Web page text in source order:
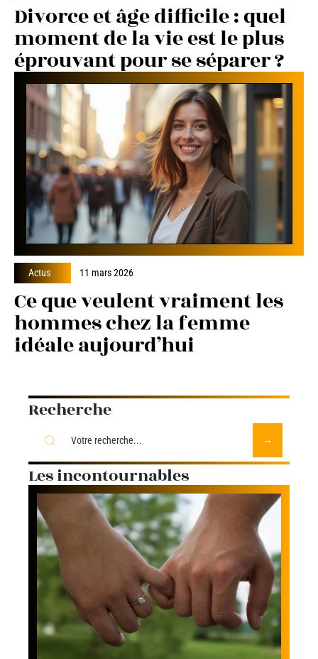
Divorce et âge difficile : quel
moment de la vie est le plus
éprouvant pour se séparer ?
Actus 11 mars 2026
Ce que veulent vraiment les
hommes chez la femme
idéale aujourd’hui
Recherche
Les incontournables